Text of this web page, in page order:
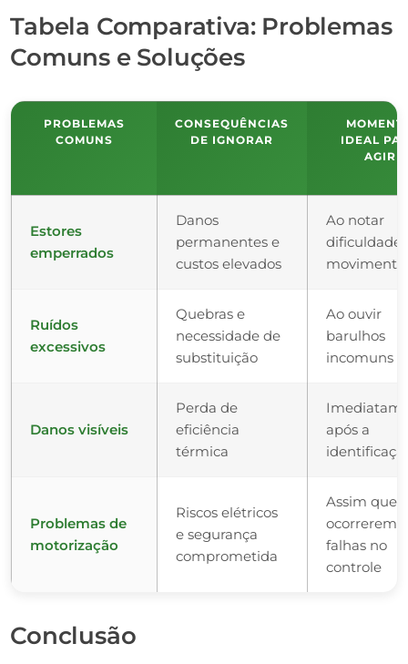
Tabela Comparativa: Problemas
Comuns e Soluções
PROBLEMAS
COMUNS
CONSEQUÊNCIAS
DE IGNORAR
IDEAL
AGIR
Estores
emperrados
Danos
permanentes e
custos elevados
Ao notar
movimento
Ruídos
excessivos
Quebras e
necessidade de
substituição
Ao ouvir
barulhos
incomuns
Danos visíveis
Perda de
eficiência
térmica
após a
Problemas de
motorização
Riscos elétricos
e segurança
comprometida
Assim que
ocorrerem
falhas no
controle
Conclusão